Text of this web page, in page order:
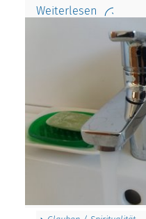
Weiterlesen